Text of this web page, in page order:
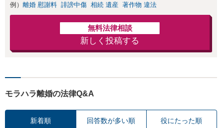
例） 離婚 慰謝料 誹謗中傷 相続 遺産 著作物 違法
無料法律相談
新しく投稿する
モラハラ離婚の法律Q&A
新着順 回答数が多い順 役にたった順